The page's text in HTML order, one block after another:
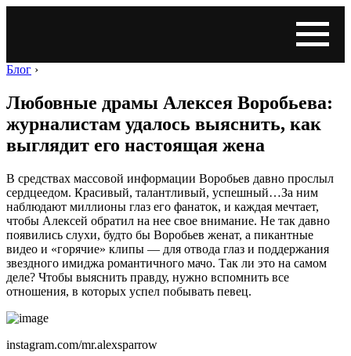
Блог ›
Любовные драмы Алексея Воробьева:
журналистам удалось выяснить, как
выглядит его настоящая жена
В средствах массовой информации Воробьев давно прослыл
сердцеедом. Красивый, талантливый, успешный…За ним
наблюдают миллионы глаз его фанаток, и каждая мечтает,
чтобы Алексей обратил на нее свое внимание. Не так давно
появились слухи, будто бы Воробьев женат, а пикантные
видео и «горячие» клипы — для отвода глаз и поддержания
звездного имиджа романтичного мачо. Так ли это на самом
деле? Чтобы выяснить правду, нужно вспомнить все
отношения, в которых успел побывать певец.
instagram.com/mr.alexsparrow